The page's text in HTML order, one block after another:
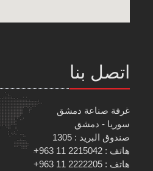
اتصل بنا
غرفة صناعة دمشق
سوريا - دمشق
صندوق البريد : 1305
هاتف : 2215042 11 963+
هاتف : 2222205 11 963+